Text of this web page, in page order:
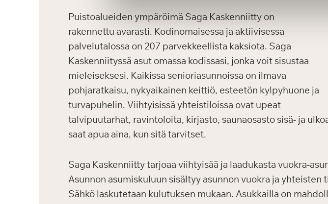
Puistoalueiden ympäröimä Saga Kaskenniitty on
rakennettu avarasti. Kodinomaisessa ja aktiivisessa
palvelutalossa on 207 parvekkeellista kaksiota. Saga
Kaskenniityssä asut omassa kodissasi, jonka voit sisustaa
mieleiseksesi. Kaikissa senioriasunnoissa on ilmava
pohjaratkaisu, nykyaikainen keittiö, esteetön kylpyhuone ja
turvapuhelin. Viihtyisissä yhteistiloissa ovat upeat
talvipuutarhat, ravintoloita, kirjasto, saunaosasto sisä- ja
saat apua aina, kun sitä tarvitset.
Saga Kaskenniitty tarjoaa viihtyisää ja laadukasta vuokra-
Asunnon asumiskuluun sisältyy asunnon vuokra ja
Sähkö laskutetaan kulutuksen mukaan. Asukkailla on